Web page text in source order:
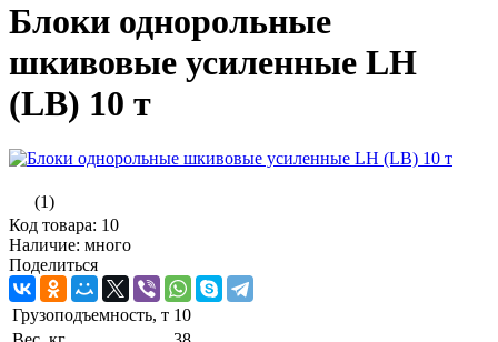
Блоки однорольные
шкивовые усиленные LH
(LB) 10 т
(1)
Код товара: 10
Наличие: много
Поделиться
Грузоподъемность, т 10